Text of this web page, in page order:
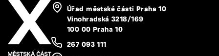
Úřad městské části Praha 10
Vinohradská 3218/169
100 00 Praha 10
267 093 111